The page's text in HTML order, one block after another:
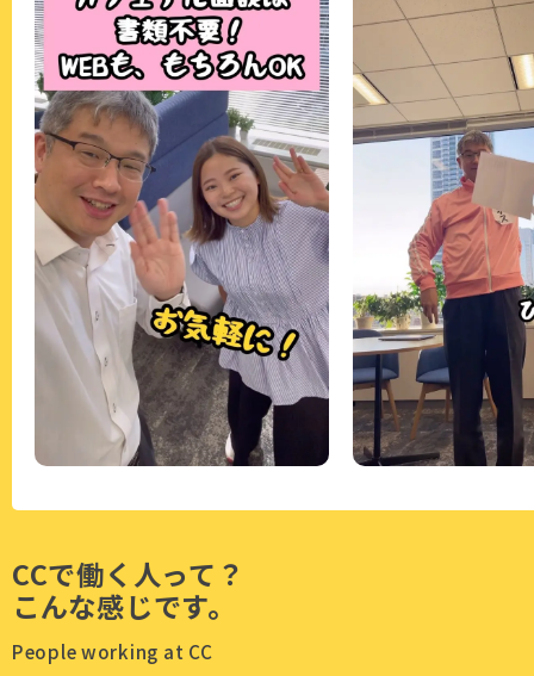
CCで働く人って？
こんな感じです。
People working at CC